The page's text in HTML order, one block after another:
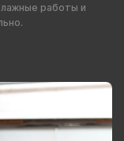
работы и